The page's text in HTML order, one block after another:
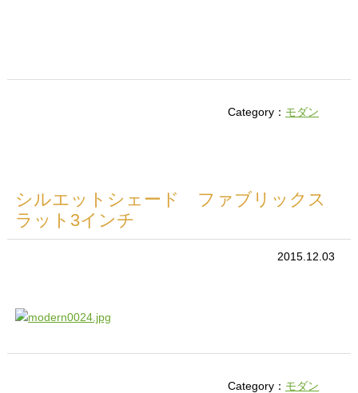
Category： モダン
シルエットシェード ファブリックス
ラット3インチ
2015.12.03
Category： モダン